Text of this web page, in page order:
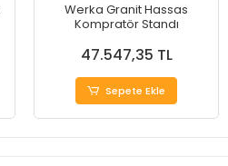
Werka Granit Hassas
Kompratör Standı
47.547,35 TL
Sepete Ekle